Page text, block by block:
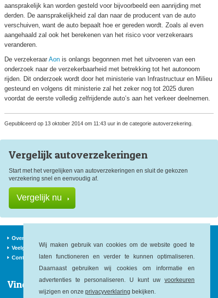
Wij maken gebruik van cookies om de website goed te
laten functioneren en verder te kunnen optimaliseren.
Daarnaast gebruiken wij cookies om informatie en
advertenties te personaliseren. U kunt uw voorkeuren
wijzigen en onze privacyverklaring bekijken.
aansprakelijk kan worden gesteld voor bijvoorbeeld een aanrijding met
derden. De aansprakelijkheid zal dan naar de producent van de auto
verschuiven, want de auto bepaalt hoe er gereden wordt. Zoals al even
aangehaald zal ook het berekenen van het risico voor verzekeraars
veranderen.
De verzekeraar Aon is onlangs begonnen met het uitvoeren van een
onderzoek naar de verzekerbaarheid met betrekking tot het autonoom
rijden. Dit onderzoek wordt door het ministerie van Infrastructuur en Milieu
gesteund en volgens dit ministerie zal het zeker nog tot 2025 duren
voordat de eerste volledig zelfrijdende auto’s aan het verkeer deelnemen.
Gepubliceerd op 13 oktober 2014 om 11:43 uur in de categorie autoverzekering.
Vergelijk autoverzekeringen
Start met het vergelijken van autoverzekeringen en sluit de gekozen
verzekering snel en eenvoudig af.
Vergelijk nu
Over ons
Veelgestelde vragen
Begrippen
Sitemap
Contact
Vind ons op: